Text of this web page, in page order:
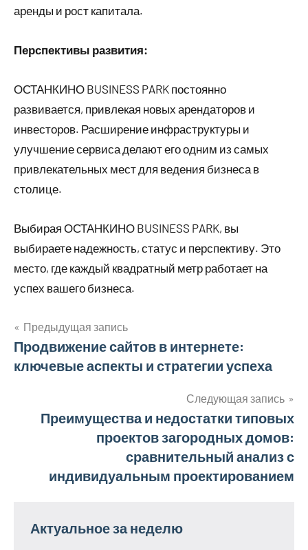
аренды и рост капитала.
Перспективы развития:
ОСТАНКИНО BUSINESS PARK постоянно
развивается, привлекая новых арендаторов и
инвесторов. Расширение инфраструктуры и
улучшение сервиса делают его одним из самых
привлекательных мест для ведения бизнеса в
столице.
Выбирая ОСТАНКИНО BUSINESS PARK, вы
выбираете надежность, статус и перспективу. Это
место, где каждый квадратный метр работает на
успех вашего бизнеса.
Навигация
по
Предыдущая запись
Продвижение сайтов в интернете:
ключевые аспекты и стратегии успеха
Следующая запись
Преимущества и недостатки типовых
проектов загородных домов:
сравнительный анализ с
индивидуальным проектированием
Актуальное за неделю